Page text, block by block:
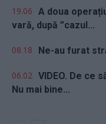
19.06 A doua
vară, după ”cazul...
08.18 Ne-au furat
06.02 VIDEO. De ce
Nu mai bine...